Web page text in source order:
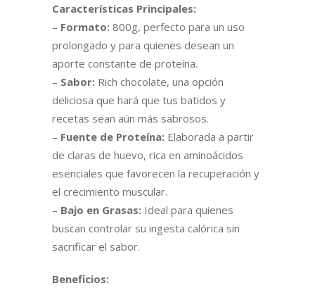
Características Principales:
– Formato: 800g, perfecto para un uso
prolongado y para quienes desean un
aporte constante de proteína.
– Sabor: Rich chocolate, una opción
deliciosa que hará que tus batidos y
recetas sean aún más sabrosos.
– Fuente de Proteína: Elaborada a partir
de claras de huevo, rica en aminoácidos
esenciales que favorecen la recuperación y
el crecimiento muscular.
– Bajo en Grasas: Ideal para quienes
buscan controlar su ingesta calórica sin
sacrificar el sabor.
Beneficios: